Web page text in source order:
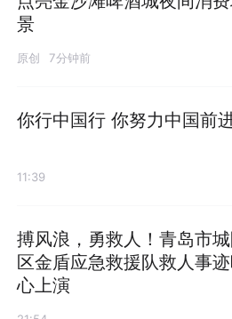
景
原创 7分钟前
你行中国行 你努力中国前
11:39
搏风浪，勇救人！青岛市
区金盾应急救援队救人事
心上演